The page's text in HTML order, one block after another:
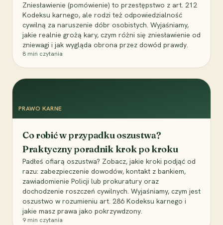
Zniesławienie (pomówienie) to przestępstwo z art. 212
Kodeksu karnego, ale rodzi też odpowiedzialność
cywilną za naruszenie dóbr osobistych. Wyjaśniamy,
jakie realnie grożą kary, czym różni się zniesławienie od
zniewagi i jak wygląda obrona przez dowód prawdy.
8 min czytania
PRAWO KARNE
Co robić w przypadku oszustwa?
Praktyczny poradnik krok po kroku
Padłeś ofiarą oszustwa? Zobacz, jakie kroki podjąć od
razu: zabezpieczenie dowodów, kontakt z bankiem,
zawiadomienie Policji lub prokuratury oraz
dochodzenie roszczeń cywilnych. Wyjaśniamy, czym jest
oszustwo w rozumieniu art. 286 Kodeksu karnego i
jakie masz prawa jako pokrzywdzony.
9 min czytania